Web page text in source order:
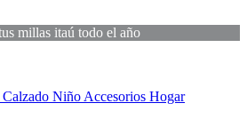
millas itaú todo el año
Calzado Niño Accesorios Hogar